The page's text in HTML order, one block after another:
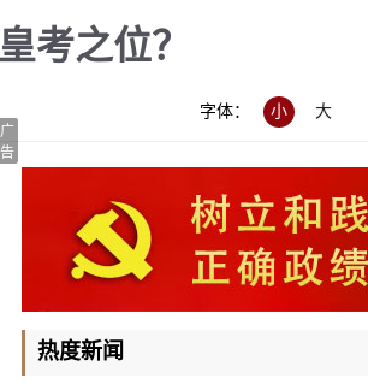
考之位？
字体： 小 大
广
告
热度新闻